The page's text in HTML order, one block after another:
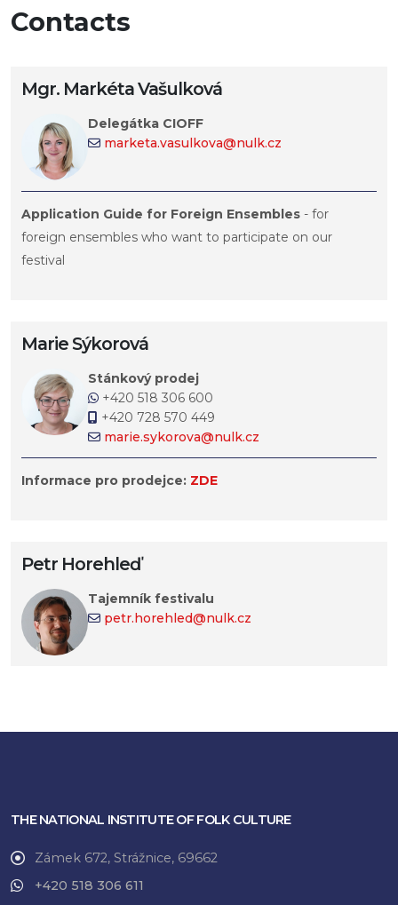
Contacts
Mgr. Markéta Vašulková
Delegátka CIOFF
marketa.vasulkova@nulk.cz
Application Guide for Foreign Ensembles - for
foreign ensembles who want to participate on our
festival
Marie Sýkorová
Stánkový prodej
+420 518 306 600
+420 728 570 449
marie.sykorova@nulk.cz
Informace pro prodejce: ZDE
Petr Horehleď
Tajemník festivalu
petr.horehled@nulk.cz
THE NATIONAL INSTITUTE OF FOLK CULTURE
Zámek 672, Strážnice, 69662
+420 518 306 611